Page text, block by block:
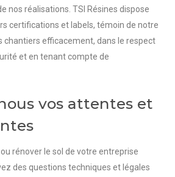
nos réalisations. TSI Résines dispose
certifications et labels, témoin de notre
chantiers efficacement, dans le respect
et en tenant compte de
vos attentes et
rénover le sol de votre entreprise
des questions techniques et légales